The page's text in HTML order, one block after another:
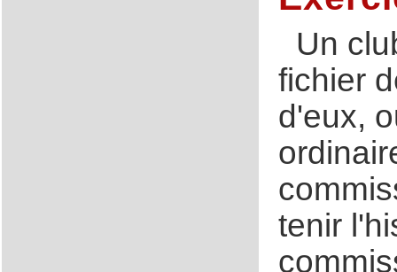
Un
fichier
d'eux,
tenir